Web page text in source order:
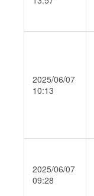
2025/06/07
10:13
2025/06/07
09:28